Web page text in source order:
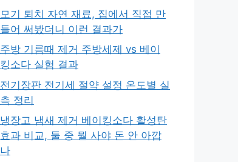
모기 퇴치 자연 재료, 집에서 직접 만
들어 써봤더니 이런 결과가
주방 기름때 제거 주방세제 vs 베이
킹소다 실험 결과
전기장판 전기세 절약 설정 온도별 실
측 정리
냉장고 냄새 제거 베이킹소다 활성탄
효과 비교, 둘 중 뭘 사야 돈 안 아깝
나